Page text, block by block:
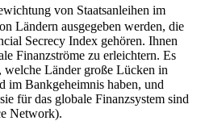
von Staatsanleihen im
Ländern ausgegeben werden, die
Secrecy Index gehören. Ihnen
Finanzströme zu erleichtern. Es
Länder große Lücken in
im Bankgeheimnis haben, und
für das globale Finanzsystem sind
Network).